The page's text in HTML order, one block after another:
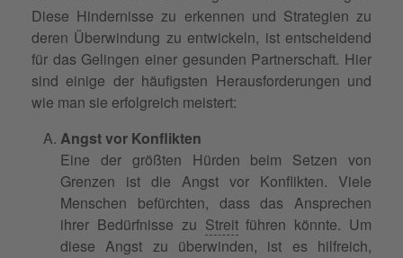
Diese Hindernisse zu erkennen und Strategien zu
deren Überwindung zu entwickeln, ist entscheidend
für das Gelingen einer gesunden Partnerschaft. Hier
sind einige der häufigsten Herausforderungen und
wie man sie erfolgreich meistert:
Angst vor Konflikten
Eine der größten Hürden beim Setzen von
Grenzen ist die Angst vor Konflikten. Viele
Menschen befürchten, dass das Ansprechen
ihrer Bedürfnisse zu Streitführen könnte. Um
diese Angst zu überwinden, ist es hilfreich,